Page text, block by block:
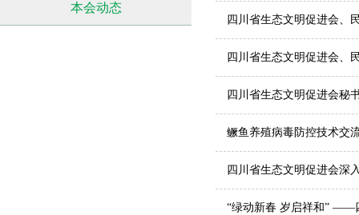
本会动态
四川省生态文明促进会、
四川省生态文明促进会、
四川省生态文明促进会秘
鳜鱼养殖病毒防控技术交
四川省生态文明促进会深
“绿动新春 岁启祥和” ——